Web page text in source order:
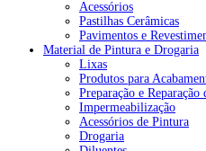
Acessórios
Pastilhas Cerâmicas
Pavimentos e
Material de Pintura e Drogaria
Lixas
Produtos para
Preparação e Reparação
Impermeabilização
Acessórios de Pintura
Drogaria